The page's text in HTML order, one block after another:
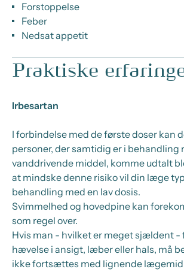
Forstoppelse
Feber
Nedsat appetit
Praktiske
Irbesartan
I forbindelse med de første doser kan
personer, der samtidig er i behandling
vanddrivende middel, komme udtalt
at mindske denne risiko vil din læge
behandling med en lav dosis.
Svimmelhed og hovedpine kan
som regel over.
Hvis man - hvilket er meget sjældent -
hævelse i ansigt, læber eller hals, må
ikke fortsættes med lignende